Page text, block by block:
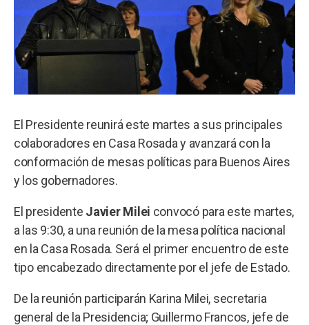
El Presidente reunirá este martes a sus principales
colaboradores en Casa Rosada y avanzará con la
conformación de mesas políticas para Buenos Aires
y los gobernadores.
El presidente Javier Milei convocó para este martes,
a las 9:30, a una reunión de la mesa política nacional
en la Casa Rosada. Será el primer encuentro de este
tipo encabezado directamente por el jefe de Estado.
De la reunión participarán Karina Milei, secretaria
general de la Presidencia; Guillermo Francos, jefe de